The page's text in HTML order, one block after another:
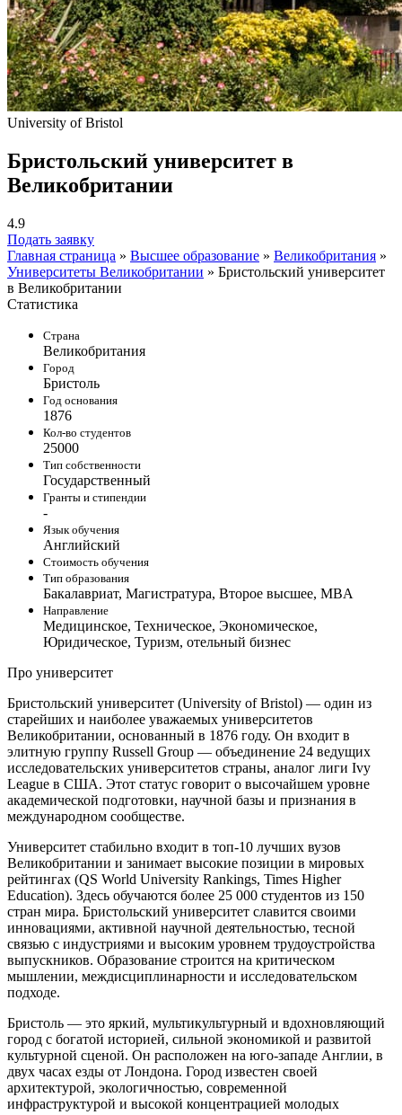
University of Bristol
Бристольский университет в
Великобритании
4.9
Подать заявку
Главная страница » Высшее образование » Великобритания »
Университеты Великобритании » Бристольский университет
в Великобритании
Статистика
Страна
Великобритания
Город
Бристоль
Год основания
1876
Кол-во студентов
25000
Тип собственности
Государственный
Гранты и стипендии
-
Язык обучения
Английский
Стоимость обучения
Тип образования
Бакалавриат, Магистратура, Второе высшее, MBA
Направление
Медицинское, Техническое, Экономическое,
Юридическое, Туризм, отельный бизнес
Про университет
Бристольский университет (University of Bristol) — один из
старейших и наиболее уважаемых университетов
Великобритании, основанный в 1876 году. Он входит в
элитную группу Russell Group — объединение 24 ведущих
исследовательских университетов страны, аналог лиги Ivy
League в США. Этот статус говорит о высочайшем уровне
академической подготовки, научной базы и признания в
международном сообществе.
Университет стабильно входит в топ-10 лучших вузов
Великобритании и занимает высокие позиции в мировых
рейтингах (QS World University Rankings, Times Higher
Education). Здесь обучаются более 25 000 студентов из 150
стран мира. Бристольский университет славится своими
инновациями, активной научной деятельностью, тесной
связью с индустриями и высоким уровнем трудоустройства
выпускников. Образование строится на критическом
мышлении, междисциплинарности и исследовательском
подходе.
Бристоль — это яркий, мультикультурный и вдохновляющий
город с богатой историей, сильной экономикой и развитой
культурной сценой. Он расположен на юго-западе Англии, в
двух часах езды от Лондона. Город известен своей
архитектурой, экологичностью, современной
инфраструктурой и высокой концентрацией молодых